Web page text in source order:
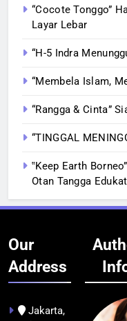
“Cocote Tonggo”
Layar Lebar
“H-5 Indra
“Membela Islam,
“Rangga & Cinta”
“TINGGAL
‟Keep Earth
Otan Tangga
Our
Address
Jakarta,
BERITA
NEWS